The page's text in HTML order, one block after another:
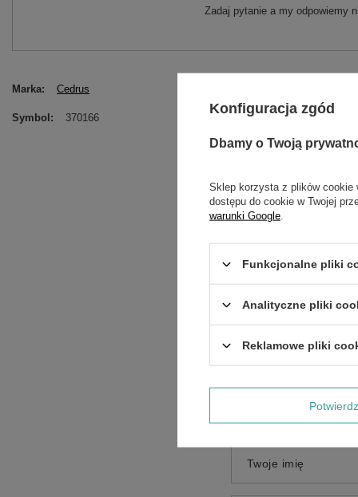
Zadaj pytanie a my odpowiemy
Marka Cedrus
Symbol 370166
Treść twojej opinii
Dodaj własne
Twoje imię
Konfiguracja zgód
Dbamy o Twoją
Sklep korzysta z plików cookie
dostępu do cookie w Twojej
warunki Google
Funkcjonalne pliki
Analityczne pliki
Reklamowe pliki